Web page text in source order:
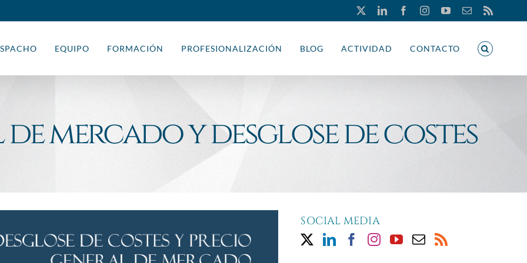
X LinkedInFacebookInstagramYouTube
Correo
electrónico
Rss
EQUIPO FORMACIÓN PROFESIONALIZACIÓN BLOG ACTIVIDAD CONTACTO
mercado y desglose de costes
SOCIAL MEDIA